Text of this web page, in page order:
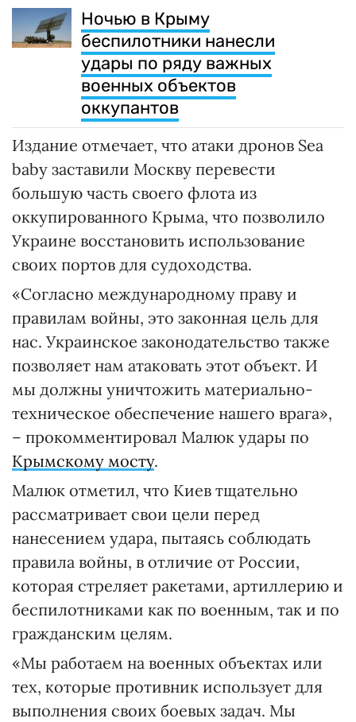
Ночью в Крыму
беспилотники нанесли
удары по ряду важных
военных объектов
оккупантов
Издание отмечает, что атаки дронов Sea
baby заставили Москву перевести
большую часть своего флота из
оккупированного Крыма, что позволило
Украине восстановить использование
своих портов для судоходства.
«Согласно международному праву и
правилам войны, это законная цель для
нас. Украинское законодательство также
позволяет нам атаковать этот объект. И
мы должны уничтожить материально-
техническое обеспечение нашего врага»,
– прокомментировал Малюк удары по
Крымскому мосту.
Малюк отметил, что Киев тщательно
рассматривает свои цели перед
нанесением удара, пытаясь соблюдать
правила войны, в отличие от России,
которая стреляет ракетами, артиллерию и
беспилотниками как по военным, так и по
гражданским целям.
«Мы работаем на военных объектах или
тех, которые противник использует для
выполнения своих боевых задач. Мы